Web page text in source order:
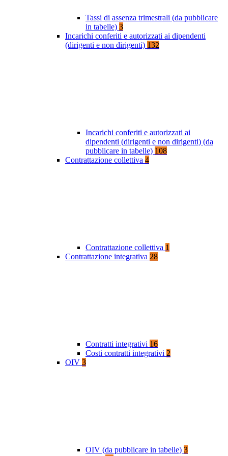
Tassi di assenza trimestrali (da pubblicare
in tabelle) 3
Incarichi conferiti e autorizzati ai dipendenti
(dirigenti e non dirigenti) 132
Incarichi conferiti e autorizzati ai
dipendenti (dirigenti e non dirigenti) (da
pubblicare in tabelle) 108
Contrattazione collettiva 4
Contrattazione collettiva 1
Contrattazione integrativa 28
Contratti integrativi 16
Costi contratti integrativi 2
OIV 3
OIV (da pubblicare in tabelle) 3